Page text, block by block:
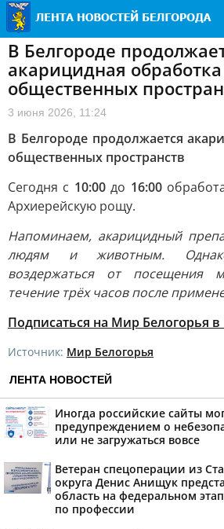
В Белгороде
акарицидная обработка
общественных
3 июня 2026, 11:24
В Белгороде продолжается
общественных пространств
Сегодня с 10:00до 16:00
Архиерейскую рощу.
Напоминаем, акарицидный
людям и животным. Однако
воздержаться от посещения
течение трёх часов после
Подписаться на Мир Белогорья в
Источник: Мир Белогорья
ЛЕНТА НОВОСТЕЙ
Иногда российские сайты
предупреждением о
или не загружаться вовсе
Ветеран спецоперации из
округа Денис Анищук
область на федеральном
по профессии